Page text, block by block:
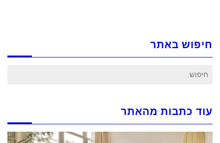
חיפוש באתר
חיפוש
עוד כתבות מהאתר